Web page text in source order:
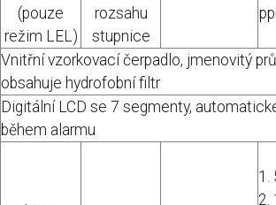
(pouze
režim LEL)
rozsahu
stupnice
Vnitřní vzorkovací čerpadlo, jmenovitý
obsahuje hydrofobní filtr
Digitální LCD se 7 segmenty,
během alarmu
1.
2.